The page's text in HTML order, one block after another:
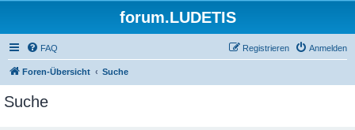
forum.LUDETIS
FAQ Anmelden
Registrieren
Foren-Übersicht Suche
Suche